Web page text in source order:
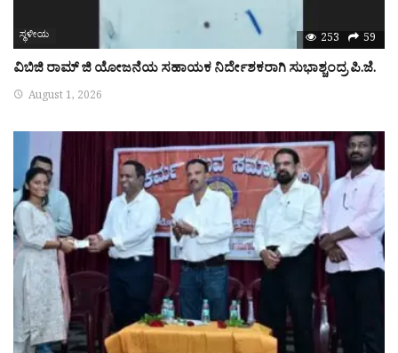
ಸ್ಥಳೀಯ 253 59
ವಿಬಿಜಿ ರಾಮ್ ಜಿ ಯೋಜನೆಯ ಸಹಾಯಕ ನಿರ್ದೇಶಕರಾಗಿ ಸುಭಾಶ್ಚಂದ್ರ ಪಿ.ಜೆ.
August 1, 2026